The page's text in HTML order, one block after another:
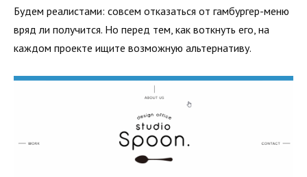
Будем реалистами: совсем отказаться от гамбургер-меню
вряд ли получится. Но перед тем, как воткнуть его, на
каждом проекте ищите возможную альтернативу.